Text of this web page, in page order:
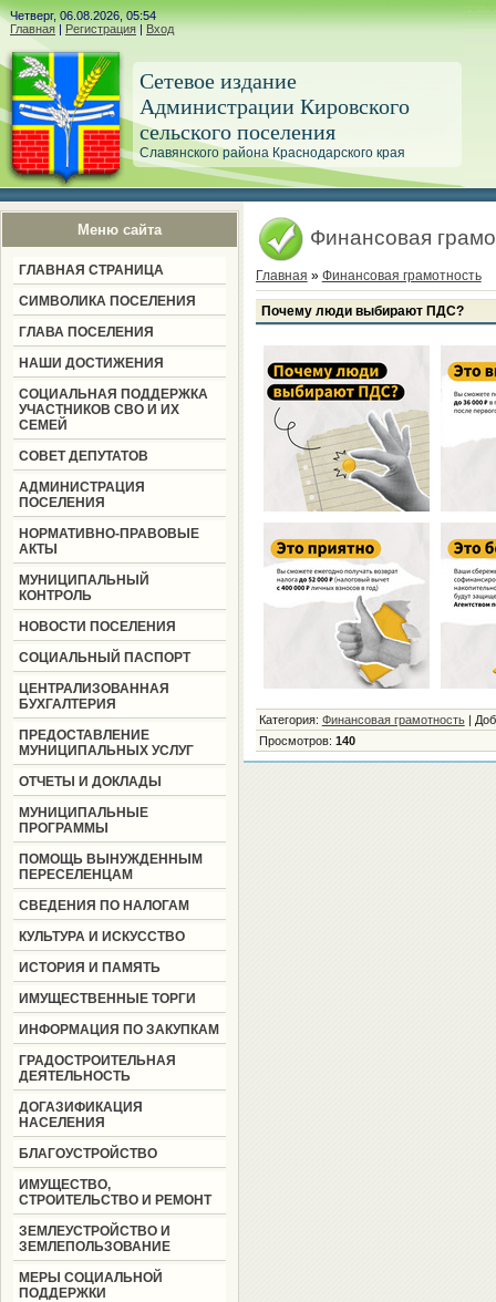
Четверг, 06.08.2026, 05:54
Главная | Регистрация | Вход
Сетевое издание
Администрации Кировского
сельского поселения
Славянского района Краснодарского края
Меню сайта
ГЛАВНАЯ СТРАНИЦА
СИМВОЛИКА ПОСЕЛЕНИЯ
ГЛАВА ПОСЕЛЕНИЯ
НАШИ ДОСТИЖЕНИЯ
СОЦИАЛЬНАЯ ПОДДЕРЖКА
УЧАСТНИКОВ СВО И ИХ
СЕМЕЙ
СОВЕТ ДЕПУТАТОВ
АДМИНИСТРАЦИЯ
ПОСЕЛЕНИЯ
НОРМАТИВНО-ПРАВОВЫЕ
АКТЫ
МУНИЦИПАЛЬНЫЙ
КОНТРОЛЬ
НОВОСТИ ПОСЕЛЕНИЯ
СОЦИАЛЬНЫЙ ПАСПОРТ
ЦЕНТРАЛИЗОВАННАЯ
БУХГАЛТЕРИЯ
ПРЕДОСТАВЛЕНИЕ
МУНИЦИПАЛЬНЫХ УСЛУГ
ОТЧЕТЫ И ДОКЛАДЫ
МУНИЦИПАЛЬНЫЕ
ПРОГРАММЫ
ПОМОЩЬ ВЫНУЖДЕННЫМ
ПЕРЕСЕЛЕНЦАМ
СВЕДЕНИЯ ПО НАЛОГАМ
КУЛЬТУРА И ИСКУССТВО
ИСТОРИЯ И ПАМЯТЬ
ИМУЩЕСТВЕННЫЕ ТОРГИ
ИНФОРМАЦИЯ ПО ЗАКУПКАМ
ГРАДОСТРОИТЕЛЬНАЯ
ДЕЯТЕЛЬНОСТЬ
ДОГАЗИФИКАЦИЯ
НАСЕЛЕНИЯ
БЛАГОУСТРОЙСТВО
ИМУЩЕСТВО,
СТРОИТЕЛЬСТВО И РЕМОНТ
ЗЕМЛЕУСТРОЙСТВО И
ЗЕМЛЕПОЛЬЗОВАНИЕ
МЕРЫ СОЦИАЛЬНОЙ
ПОДДЕРЖКИ
Финансовая
Главная » Финансовая грамотность
Почему люди выбирают ПДС?
Категория: Финансовая грамотность|
Просмотров: 140